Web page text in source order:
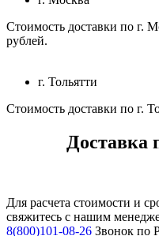
Стоимость доставки по г.
рублей.
г. Тольятти
Стоимость доставки по г.
Для расчета стоимости и
свяжитесь с нашим
8(800)101-08-26 Звонок по